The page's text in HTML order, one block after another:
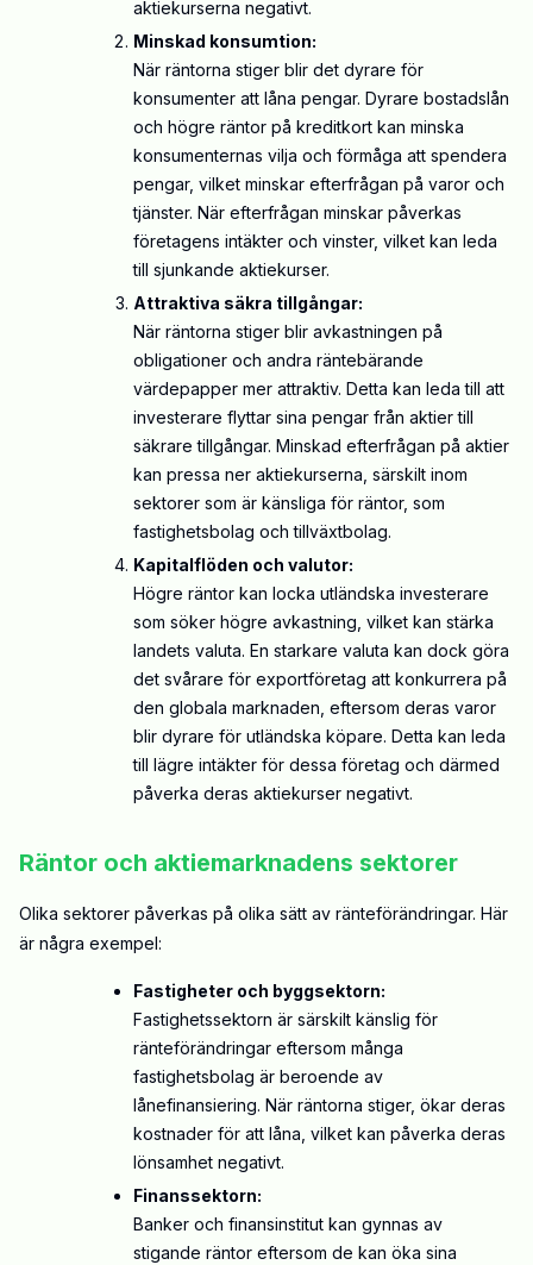
aktiekurserna negativt.
Minskad konsumtion:
När räntorna stiger blir det dyrare för
konsumenter att låna pengar. Dyrare bostadslån
och högre räntor på kreditkort kan minska
konsumenternas vilja och förmåga att spendera
pengar, vilket minskar efterfrågan på varor och
tjänster. När efterfrågan minskar påverkas
företagens intäkter och vinster, vilket kan leda
till sjunkande aktiekurser.
Attraktiva säkra tillgångar:
När räntorna stiger blir avkastningen på
obligationer och andra räntebärande
värdepapper mer attraktiv. Detta kan leda till att
investerare flyttar sina pengar från aktier till
säkrare tillgångar. Minskad efterfrågan på aktier
kan pressa ner aktiekurserna, särskilt inom
sektorer som är känsliga för räntor, som
fastighetsbolag och tillväxtbolag.
Kapitalflöden och valutor:
Högre räntor kan locka utländska investerare
som söker högre avkastning, vilket kan stärka
landets valuta. En starkare valuta kan dock göra
det svårare för exportföretag att konkurrera på
den globala marknaden, eftersom deras varor
blir dyrare för utländska köpare. Detta kan leda
till lägre intäkter för dessa företag och därmed
påverka deras aktiekurser negativt.
Räntor och aktiemarknadens sektorer
Olika sektorer påverkas på olika sätt av ränteförändringar. Här
är några exempel:
Fastigheter och byggsektorn:
Fastighetssektorn är särskilt känslig för
ränteförändringar eftersom många
fastighetsbolag är beroende av
lånefinansiering. När räntorna stiger, ökar deras
kostnader för att låna, vilket kan påverka deras
lönsamhet negativt.
Finanssektorn:
Banker och finansinstitut kan gynnas av
stigande räntor eftersom de kan öka sina